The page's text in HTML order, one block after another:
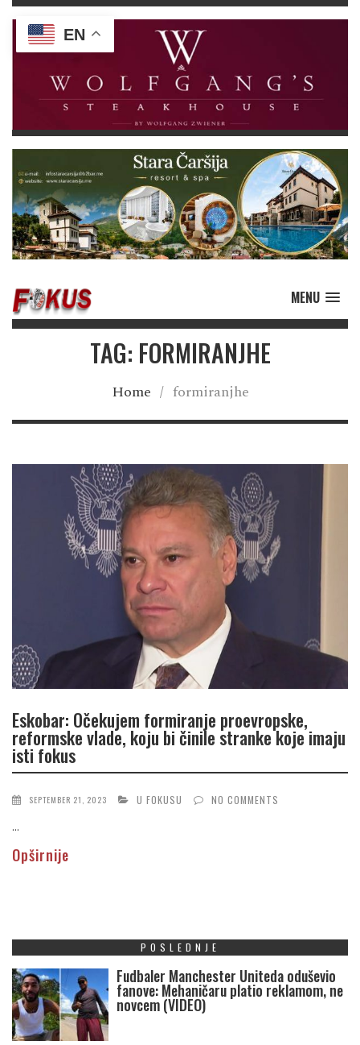
MENU
TAG: FORMIRANJHE
Home / formiranjhe
Eskobar: Očekujem formiranje proevropske,
reformske vlade, koju bi činile stranke koje imaju
isti fokus
SEPTEMBER 21, 2023 U FOKUSU NO COMMENTS
...
Opširnije
POSLEDNJE
Fudbaler Manchester Uniteda oduševio
fanove: Mehaničaru platio reklamom, ne
novcem (VIDEO)
EN